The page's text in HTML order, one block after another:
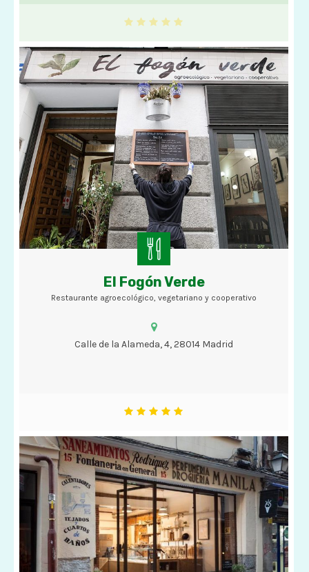
Restaurante agroecológico, vegetariano y cooperativo
El Fogón Verde
Restaurante agroecológico, vegetariano y cooperativo
Calle de la Alameda, 4, 28014 Madrid